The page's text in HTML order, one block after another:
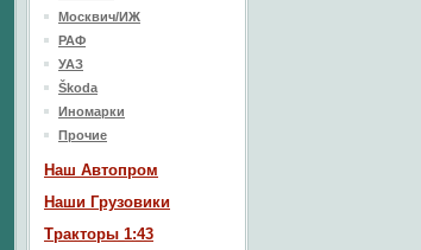
Москвич/ИЖ
РАФ
УАЗ
Škoda
Иномарки
Прочие
Наш Aвтопром
Наши Грузовики
Тракторы 1:43